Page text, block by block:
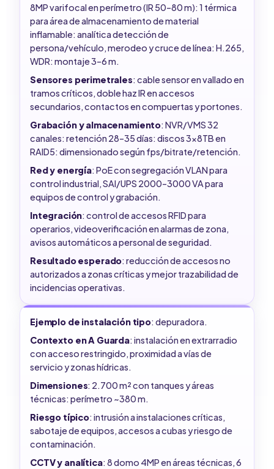
8MP varifocal en perímetro (IR 50–80 m): 1 térmica
para área de almacenamiento de material
inflamable: analítica detección de
persona/vehículo, merodeo y cruce de línea: H.265,
WDR: montaje 3–6 m.
Sensores perimetrales: cable sensor en vallado en
tramos críticos, doble haz IR en accesos
secundarios, contactos en compuertas y portones.
Grabación y almacenamiento: NVR/VMS 32
canales: retención 28–35 días: discos 3x8TB en
RAID5: dimensionado según fps/bitrate/retención.
Red y energía: PoE con segregación VLAN para
control industrial, SAI/UPS 2000–3000 VA para
equipos de control y grabación.
Integración: control de accesos RFID para
operarios, videoverificación en alarmas de zona,
avisos automáticos a personal de seguridad.
Resultado esperado: reducción de accesos no
autorizados a zonas críticas y mejor trazabilidad de
incidencias operativas.
Ejemplo de instalación tipo: depuradora.
Contexto en A Guarda: instalación en extrarradio
con acceso restringido, proximidad a vías de
servicio y zonas hídricas.
Dimensiones: 2.700 m² con tanques y áreas
técnicas: perímetro ~380 m.
Riesgo típico: intrusión a instalaciones críticas,
sabotaje de equipos, accesos a cubas y riesgo de
contaminación.
CCTV y analítica: 8 domo 4MP en áreas técnicas, 6